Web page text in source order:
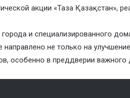
акции «Таза Қазақстан»,
и специализированного
не только на
особенно в преддверии важного